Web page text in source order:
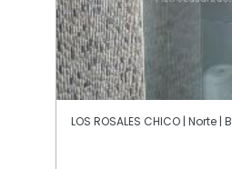
LOS ROSALES CHICO | Norte |